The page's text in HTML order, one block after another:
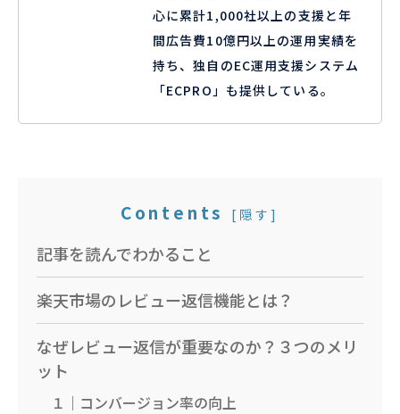
心に累計1,000社以上の支援と年
間広告費10億円以上の運用実績を
持ち、独自のEC運用支援システム
「ECPRO」も提供している。
Contents [ 隠す ]
記事を読んでわかること
楽天市場のレビュー返信機能とは？
なぜレビュー返信が重要なのか？３つのメリ
ット
１｜コンバージョン率の向上